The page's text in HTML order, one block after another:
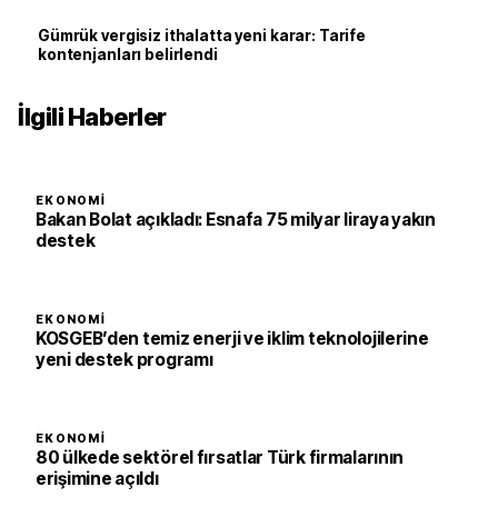
Gümrük vergisiz ithalatta yeni karar: Tarife
kontenjanları belirlendi
İlgili Haberler
EKONOMI
Bakan Bolat açıkladı: Esnafa 75 milyar liraya yakın
destek
EKONOMI
KOSGEB’den temiz enerji ve iklim teknolojilerine
yeni destek programı
EKONOMI
80 ülkede sektörel fırsatlar Türk firmalarının
erişimine açıldı